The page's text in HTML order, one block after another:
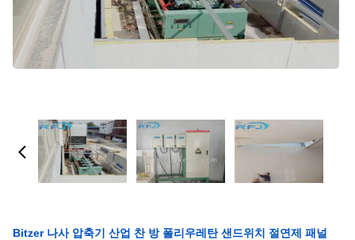
Bitzer 나사 압축기 산업 찬 방 폴리우레탄 샌드위치 절연제 패널